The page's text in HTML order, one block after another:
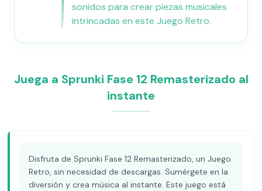
sonidos para crear piezas musicales
intrincadas en este Juego Retro.
Juega a Sprunki Fase 12 Remasterizado al
instante
Disfruta de Sprunki Fase 12 Remasterizado, un Juego
Retro, sin necesidad de descargas. Sumérgete en la
diversión y crea música al instante. Este juego está